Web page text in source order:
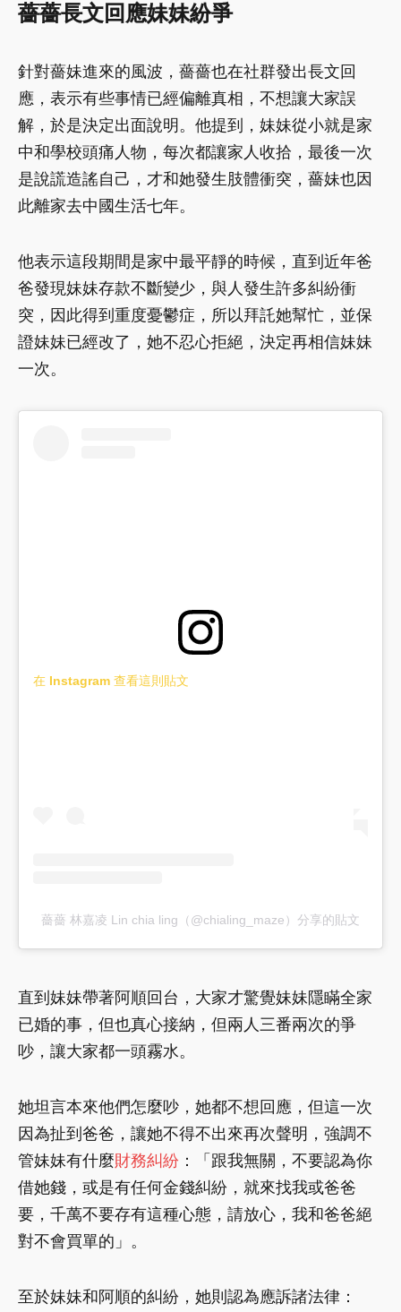
薔薔長文回應妹妹紛爭
針對薔妹進來的風波，薔薔也在社群發出長文回
應，表示有些事情已經偏離真相，不想讓大家誤
解，於是決定出面說明。他提到，妹妹從小就是家
中和學校頭痛人物，每次都讓家人收拾，最後一次
是說謊造謠自己，才和她發生肢體衝突，薔妹也因
此離家去中國生活七年。
他表示這段期間是家中最平靜的時候，直到近年爸
爸發現妹妹存款不斷變少，與人發生許多糾紛衝
突，因此得到重度憂鬱症，所以拜託她幫忙，並保
證妹妹已經改了，她不忍心拒絕，決定再相信妹妹
一次。
在 Instagram 查看這則貼文
薔薔 林嘉凌 Lin chia ling（@chialing_maze）分享的貼文
直到妹妹帶著阿順回台，大家才驚覺妹妹隱瞞全家
已婚的事，但也真心接納，但兩人三番兩次的爭
吵，讓大家都一頭霧水。
她坦言本來他們怎麼吵，她都不想回應，但這一次
因為扯到爸爸，讓她不得不出來再次聲明，強調不
管妹妹有什麼財務糾紛 ：「跟我無關，不要認為你
借她錢，或是有任何金錢糾紛，就來找我或爸爸
要，千萬不要存有這種心態，請放心，我和爸爸絕
對不會買單的」。
至於妹妹和阿順的糾紛，她則認為應訴諸法律：